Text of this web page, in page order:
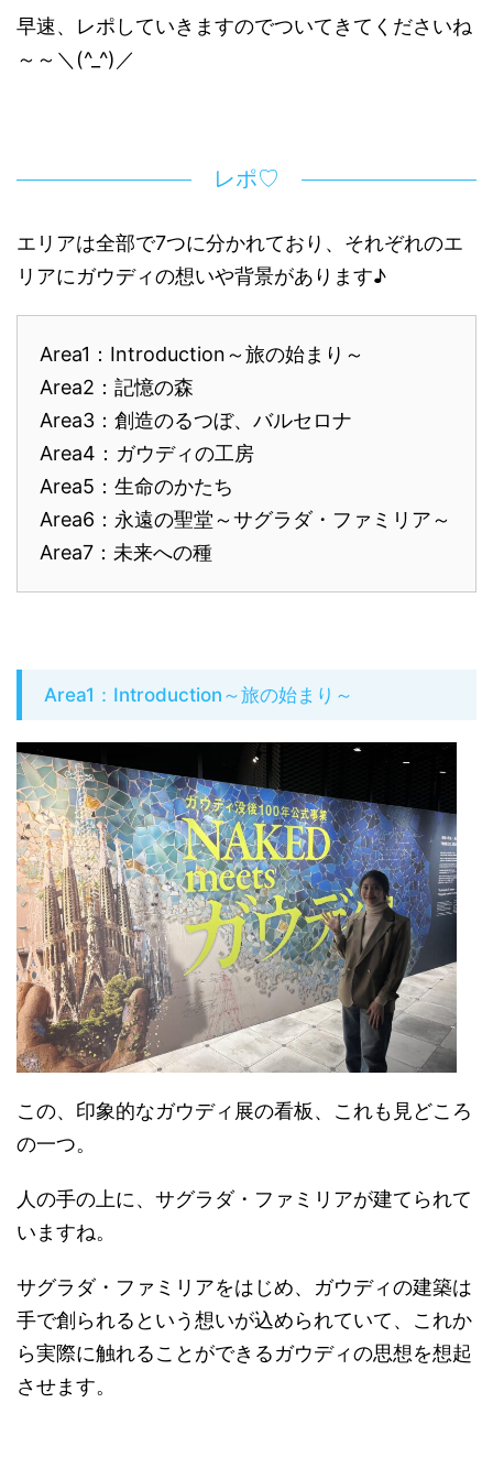
早速、レポしていきますのでついてきてくださいね
～～＼(^_^)／
レポ♡
エリアは全部で7つに分かれており、それぞれのエ
リアにガウディの想いや背景があります♪
Area1：Introduction～旅の始まり～
Area2：記憶の森
Area3：創造のるつぼ、バルセロナ
Area4：ガウディの工房
Area5：生命のかたち
Area6：永遠の聖堂～サグラダ・ファミリア～
Area7：未来への種
Area1：Introduction～旅の始まり～
この、印象的なガウディ展の看板、これも見どころ
の一つ。
人の手の上に、サグラダ・ファミリアが建てられて
いますね。
サグラダ・ファミリアをはじめ、ガウディの建築は
手で創られるという想いが込められていて、これか
ら実際に触れることができるガウディの思想を想起
させます。